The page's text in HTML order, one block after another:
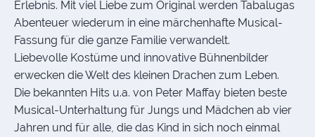
Erlebnis. Mit viel Liebe zum Original werden Tabalugas
Abenteuer wiederum in eine märchenhafte Musical-
Fassung für die ganze Familie verwandelt.
Liebevolle Kostüme und innovative Bühnenbilder
erwecken die Welt des kleinen Drachen zum Leben.
Die bekannten Hits u.a. von Peter Maffay bieten beste
Musical-Unterhaltung für Jungs und Mädchen ab vier
Jahren und für alle, die das Kind in sich noch einmal